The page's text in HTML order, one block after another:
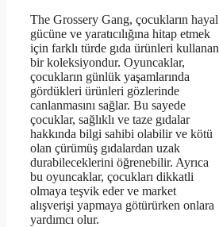
The Grossery Gang, çocukların hayal
gücüne ve yaratıcılığına hitap etmek
için farklı türde gıda ürünleri kullanan
bir koleksiyondur. Oyuncaklar,
çocukların günlük yaşamlarında
gördükleri ürünleri gözlerinde
canlanmasını sağlar. Bu sayede
çocuklar, sağlıklı ve taze gıdalar
hakkında bilgi sahibi olabilir ve kötü
olan çürümüş gıdalardan uzak
durabileceklerini öğrenebilir. Ayrıca
bu oyuncaklar, çocukları dikkatli
olmaya teşvik eder ve market
alışverişi yapmaya götürürken onlara
yardımcı olur.